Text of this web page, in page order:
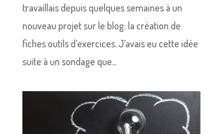
travaillais depuis quelques semaines à un
nouveau projet sur le blog: la création de
fiches outils d’exercices. J’avais eu cette idée
suite à un sondage que...